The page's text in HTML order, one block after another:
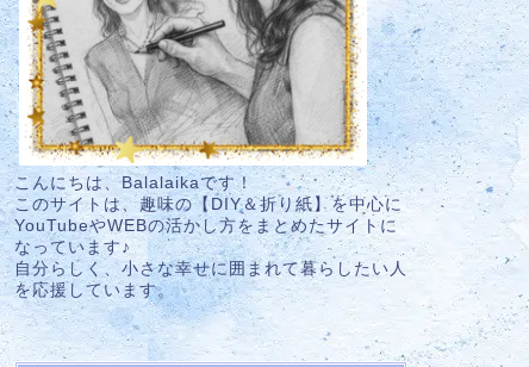
こんにちは、Balalaikaです！
このサイトは、趣味の【DIY＆折り紙】を中心に
YouTubeやWEBの活かし方をまとめたサイトに
なっています♪
自分らしく、小さな幸せに囲まれて暮らしたい人
を応援しています。